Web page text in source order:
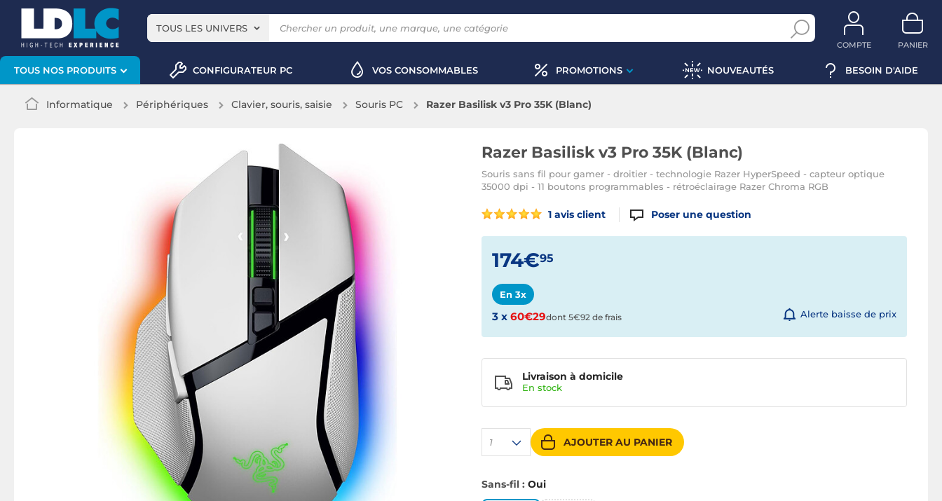
TOUS LES UNIVERS
COMPTE PANIER
TOUS NOS PRODUITS CONFIGURATEUR PC VOS CONSOMMABLES PROMOTIONS NOUVEAUTÉS BESOIN D'AIDE
Informatique Périphériques Clavier, souris, saisie Souris PC Razer Basilisk v3 Pro 35K (Blanc)
Razer Basilisk v3 Pro 35K (Blanc)
Souris sans fil pour gamer - droitier - technologie Razer HyperSpeed - capteur optique
35000 dpi - 11 boutons programmables - rétroéclairage Razer Chroma RGB
1 avis client Poser une question
174€95
En 3x
3 x 60€29dont 5€92 de frais Alerte baisse de prix
1 AJOUTER AU PANIER
Livraison à domicile
En stock
Sans-fil : Oui